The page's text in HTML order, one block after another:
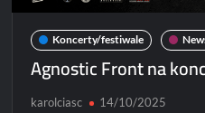
Koncerty/festiwale
Agnostic Front na
karolciasc 14/10/2025